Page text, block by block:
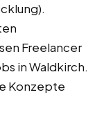
Freelancer
in Waldkirch.
Konzepte